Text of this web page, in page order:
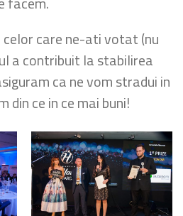
care ne-ati votat (nu
a contribuit la stabilirea
ca ne vom stradui in
din ce in ce mai buni!